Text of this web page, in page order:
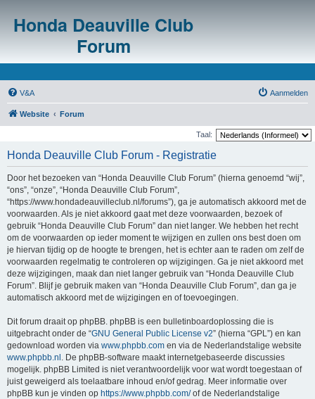
Honda Deauville Club
Forum
V&A Aanmelden
Website Forum
Taal:
Honda Deauville Club Forum - Registratie
Door het bezoeken van “Honda Deauville Club Forum” (hierna genoemd “wij”,
“ons”, “onze”, “Honda Deauville Club Forum”,
“https://www.hondadeauvilleclub.nl/forums”), ga je automatisch akkoord met de
voorwaarden. Als je niet akkoord gaat met deze voorwaarden, bezoek of
gebruik “Honda Deauville Club Forum” dan niet langer. We hebben het recht
om de voorwaarden op ieder moment te wijzigen en zullen ons best doen om
je hiervan tijdig op de hoogte te brengen, het is echter aan te raden om zelf de
voorwaarden regelmatig te controleren op wijzigingen. Ga je niet akkoord met
deze wijzigingen, maak dan niet langer gebruik van “Honda Deauville Club
Forum”. Blijf je gebruik maken van “Honda Deauville Club Forum”, dan ga je
automatisch akkoord met de wijzigingen en of toevoegingen.
Dit forum draait op phpBB. phpBB is een bulletinboardoplossing die is
uitgebracht onder de “GNU General Public License v2” (hierna “GPL”) en kan
gedownload worden via www.phpbb.com en via de Nederlandstalige website
www.phpbb.nl . De phpBB-software maakt internetgebaseerde discussies
mogelijk. phpBB Limited is niet verantwoordelijk voor wat wordt toegestaan of
juist geweigerd als toelaatbare inhoud en/of gedrag. Meer informatie over
phpBB kun je vinden op https://www.phpbb.com/of de Nederlandstalige